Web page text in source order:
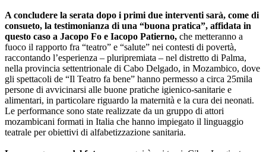
A concludere la serata dopo i primi due interventi sarà, come di
consueto, la testimonianza di una “buona pratica”, affidata in
questo caso a Jacopo Fo e Iacopo Patierno, che metteranno a
fuoco il rapporto fra “teatro” e “salute” nei contesti di povertà,
raccontando l’esperienza – pluripremiata – nel distretto di Palma,
nella provincia settentrionale di Cabo Delgado, in Mozambico, dove
gli spettacoli de “Il Teatro fa bene” hanno permesso a circa 25mila
persone di avvicinarsi alle buone pratiche igienico-sanitarie e
alimentari, in particolare riguardo la maternità e la cura dei neonati.
Le performance sono state realizzate da un gruppo di attori
mozambicani formati in Italia che hanno impiegato il linguaggio
teatrale per obiettivi di alfabetizzazione sanitaria.